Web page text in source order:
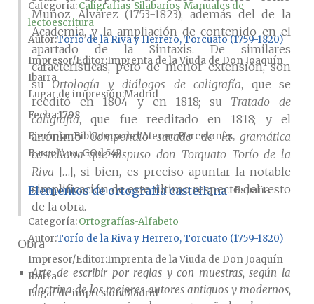
Muñoz Álvarez (1753-1823), además del de la
Academia, y la ampliación de contenido en el
apartado de la Sintaxis. De similares
características, pero de menor extensión, son
suOrtología y diálogos de caligrafía, que se
reeditó en 1804 y en 1818; su Tratado de
caligrafía, que fue reeditado en 1818; y el
anónimoCompendio sacado de la gramática
castellana que dispuso don Torquato Torío de la
Riva […], si bien, es preciso apuntar la notable
simplificación de este último respecto del resto
de la obra.
Obra
Arte de escribir por reglas y con muestras, según la
doctrina de los mejores autores antiguos y modernos,
Categoría:Caligrafías-Silabarios-Manuales de
lectoescritura
AutorTorío de la Riva y Herrero, Torcuato (1759-1820)
Impresor/Editor Imprenta de la Viuda de Don Joaquín
Ibarra
Lugar de impresiónMadrid
Fecha1798
EjemplarBiblioteca de l'Ateneu Barcelonès,
Barcelona, GOd 542
Elementos de ortografía castellana España
Categoría:Ortografías-Alfabeto
Autor Torío de la Riva y Herrero, Torcuato (1759-1820)
Impresor/Editor Imprenta de la Viuda de Don Joaquín
Ibarra
Lugar de impresiónMadrid